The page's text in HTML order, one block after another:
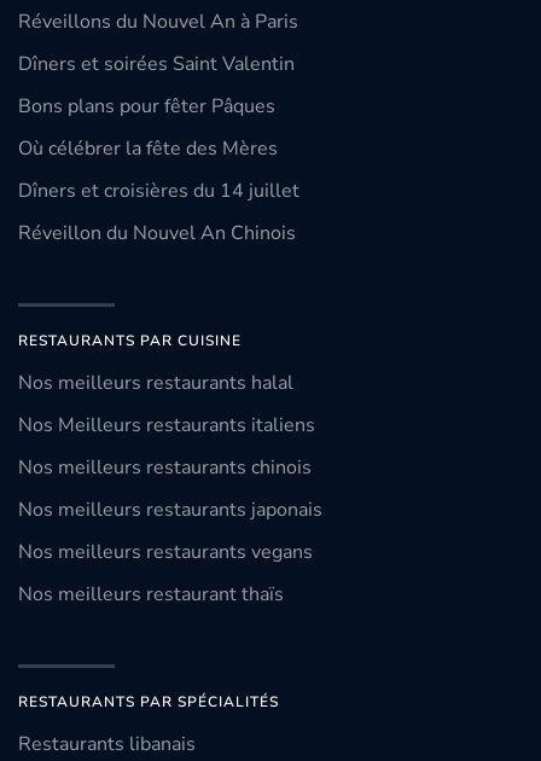
Réveillons du Nouvel An à Paris
Dîners et soirées Saint Valentin
Bons plans pour fêter Pâques
Où célébrer la fête des Mères
Dîners et croisières du 14 juillet
Réveillon du Nouvel An Chinois
RESTAURANTS PAR CUISINE
Nos meilleurs restaurants halal
Nos Meilleurs restaurants italiens
Nos meilleurs restaurants chinois
Nos meilleurs restaurants japonais
Nos meilleurs restaurants vegans
Nos meilleurs restaurant thaïs
RESTAURANTS PAR SPÉCIALITÉS
Restaurants libanais